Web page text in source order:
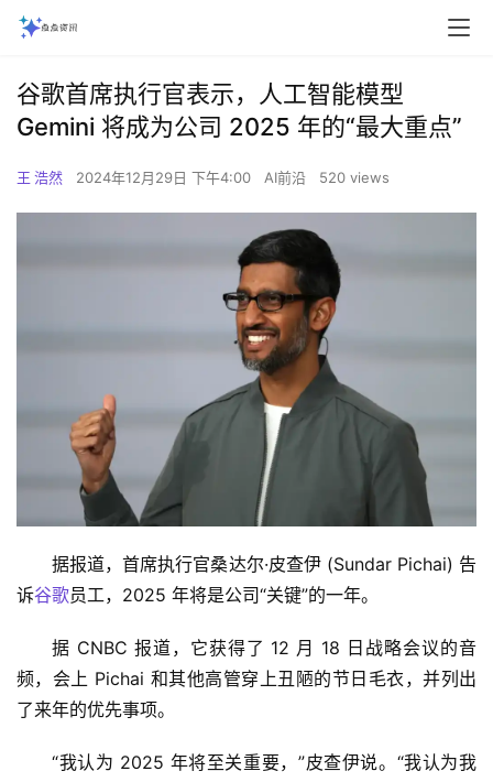
谷歌首席执行官表示，人工智能模型
Gemini 将成为公司 2025 年的“最大重点”
王 浩然 2024年12月29日 下午4:00 AI前沿 520 views
据报道，首席执行官桑达尔·皮查伊 (Sundar Pichai) 告
诉谷歌员工，2025 年将是公司“关键”的一年。
据 CNBC 报道，它获得了 12 月 18 日战略会议的音
频，会上 Pichai 和其他高管穿上丑陋的节日毛衣，并列出
了来年的优先事项。
“我认为 2025 年将至关重要，”皮查伊说。“我认为我